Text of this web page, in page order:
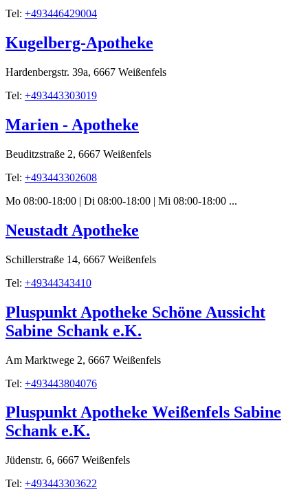
Tel: +493446429004
Kugelberg-Apotheke
Hardenbergstr. 39a, 6667 Weißenfels
Tel: +493443303019
Marien - Apotheke
Beuditzstraße 2, 6667 Weißenfels
Tel: +493443302608
Mo 08:00-18:00 | Di 08:00-18:00 | Mi 08:00-18:00 ...
Neustadt Apotheke
Schillerstraße 14, 6667 Weißenfels
Tel: +49344343410
Pluspunkt Apotheke Schöne Aussicht
Sabine Schank e.K.
Am Marktwege 2, 6667 Weißenfels
Tel: +493443804076
Pluspunkt Apotheke Weißenfels Sabine
Schank e.K.
Jüdenstr. 6, 6667 Weißenfels
Tel: +493443303622